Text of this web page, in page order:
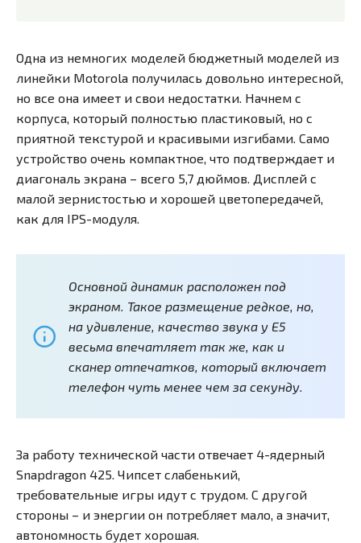
Одна из немногих моделей бюджетный моделей из
линейки Motorola получилась довольно интересной,
но все она имеет и свои недостатки. Начнем с
корпуса, который полностью пластиковый, но с
приятной текстурой и красивыми изгибами. Само
устройство очень компактное, что подтверждает и
диагональ экрана – всего 5,7 дюймов. Дисплей с
малой зернистостью и хорошей цветопередачей,
как для IPS-модуля.
Основной динамик расположен под
экраном. Такое размещение редкое, но,
на удивление, качество звука у E5
весьма впечатляет так же, как и
сканер отпечатков, который включает
телефон чуть менее чем за секунду.
За работу технической части отвечает 4-ядерный
Snapdragon 425. Чипсет слабенький,
требовательные игры идут с трудом. С другой
стороны – и энергии он потребляет мало, а значит,
автономность будет хорошая.